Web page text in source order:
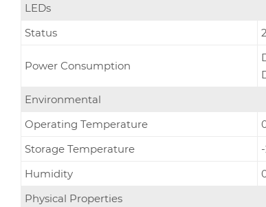
LEDs
Status
Power Consumption
Environmental
Operating Temperature
Storage Temperature
Humidity
Physical Properties